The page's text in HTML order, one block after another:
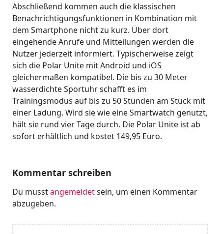
Abschließend kommen auch die klassischen
Benachrichtigungsfunktionen in Kombination mit
dem Smartphone nicht zu kurz. Über dort
eingehende Anrufe und Mitteilungen werden die
Nutzer jederzeit informiert. Typischerweise zeigt
sich die Polar Unite mit Android und iOS
gleichermaßen kompatibel. Die bis zu 30 Meter
wasserdichte Sportuhr schafft es im
Trainingsmodus auf bis zu 50 Stunden am Stück mit
einer Ladung. Wird sie wie eine Smartwatch genutzt,
hält sie rund vier Tage durch. Die Polar Unite ist ab
sofort erhältlich und kostet 149,95 Euro.
Kommentar schreiben
Du musstangemeldetsein, um einen Kommentar
abzugeben.